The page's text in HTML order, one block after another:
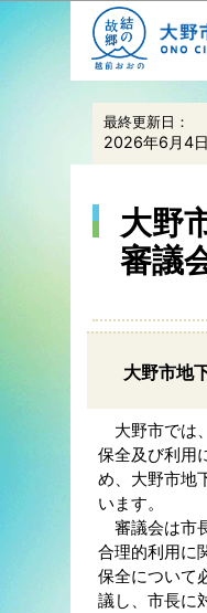
この
最終更新日：
2026年6月4日
大野
審議
大野市地
大野市では
保全及び利用
め、大野市地
います。
審議会は市
合理的利用に
保全について
議し、市長に